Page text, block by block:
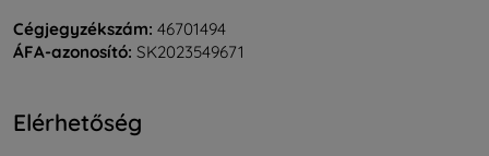
Cégjegyzékszám: 46701494
ÁFA-azonosító: SK2023549671
Elérhetőség